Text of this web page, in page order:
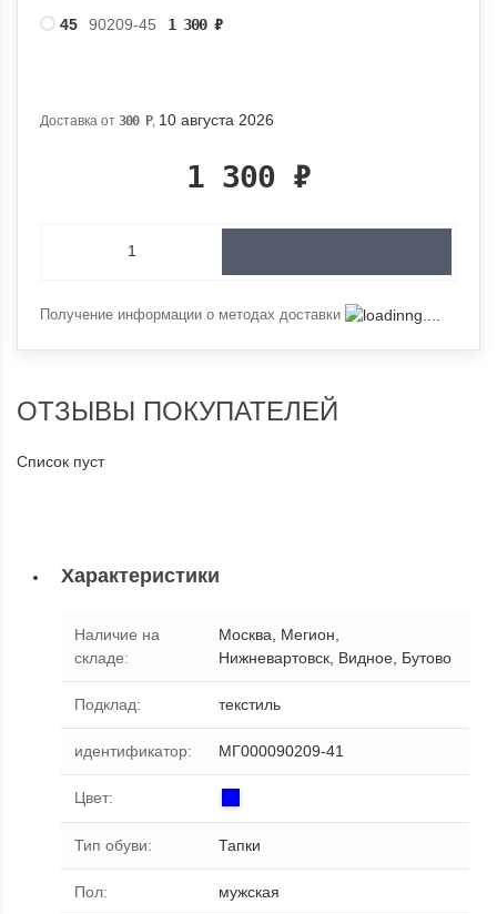
45
90209-45 1 300 ₽
Доставка от 300 Р, 10 августа 2026
1 300 ₽
Получение информации о методах доставки
ОТЗЫВЫ ПОКУПАТЕЛЕЙ
Список пуст
Характеристики
Наличие на
складе:
Москва, Мегион,
Нижневартовск, Видное, Бутово
Подклад: текстиль
идентификатор: МГ000090209-41
Цвет:
Тип обуви: Тапки
Пол: мужская